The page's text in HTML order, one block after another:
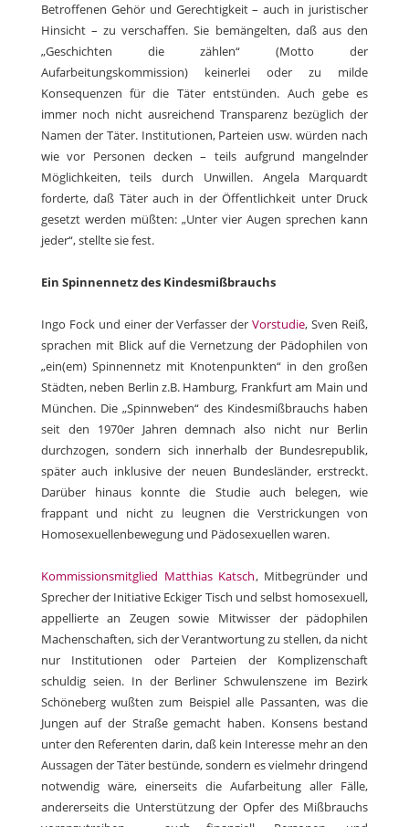
Betroffenen Gehör und Gerechtigkeit – auch in juristischer
Hinsicht – zu verschaffen. Sie bemängelten, daß aus den
„Geschichten die zählen“ (Motto der
Aufarbeitungskommission) keinerlei oder zu milde
Konsequenzen für die Täter entstünden. Auch gebe es
immer noch nicht ausreichend Transparenz bezüglich der
Namen der Täter. Institutionen, Parteien usw. würden nach
wie vor Personen decken – teils aufgrund mangelnder
Möglichkeiten, teils durch Unwillen. Angela Marquardt
forderte, daß Täter auch in der Öffentlichkeit unter Druck
gesetzt werden müßten: „Unter vier Augen sprechen kann
jeder“, stellte sie fest.
Ein Spinnennetz des Kindesmißbrauchs
Ingo Fock und einer der Verfasser derVorstudie, Sven Reiß,
sprachen mit Blick auf die Vernetzung der Pädophilen von
„ein(em) Spinnennetz mit Knotenpunkten“ in den großen
Städten, neben Berlin z.B. Hamburg, Frankfurt am Main und
München. Die „Spinnweben“ des Kindesmißbrauchs haben
seit den 1970er Jahren demnach also nicht nur Berlin
durchzogen, sondern sich innerhalb der Bundesrepublik,
später auch inklusive der neuen Bundesländer, erstreckt.
Darüber hinaus konnte die Studie auch belegen, wie
frappant und nicht zu leugnen die Verstrickungen von
Homosexuellenbewegung und Pädosexuellen waren.
Kommissionsmitglied Matthias Katsch, Mitbegründer und
Sprecher der Initiative Eckiger Tisch und selbst homosexuell,
appellierte an Zeugen sowie Mitwisser der pädophilen
Machenschaften, sich der Verantwortung zu stellen, da nicht
nur Institutionen oder Parteien der Komplizenschaft
schuldig seien. In der Berliner Schwulenszene im Bezirk
Schöneberg wußten zum Beispiel alle Passanten, was die
Jungen auf der Straße gemacht haben. Konsens bestand
unter den Referenten darin, daß kein Interesse mehr an den
Aussagen der Täter bestünde, sondern es vielmehr dringend
notwendig wäre, einerseits die Aufarbeitung aller Fälle,
andererseits die Unterstützung der Opfer des Mißbrauchs